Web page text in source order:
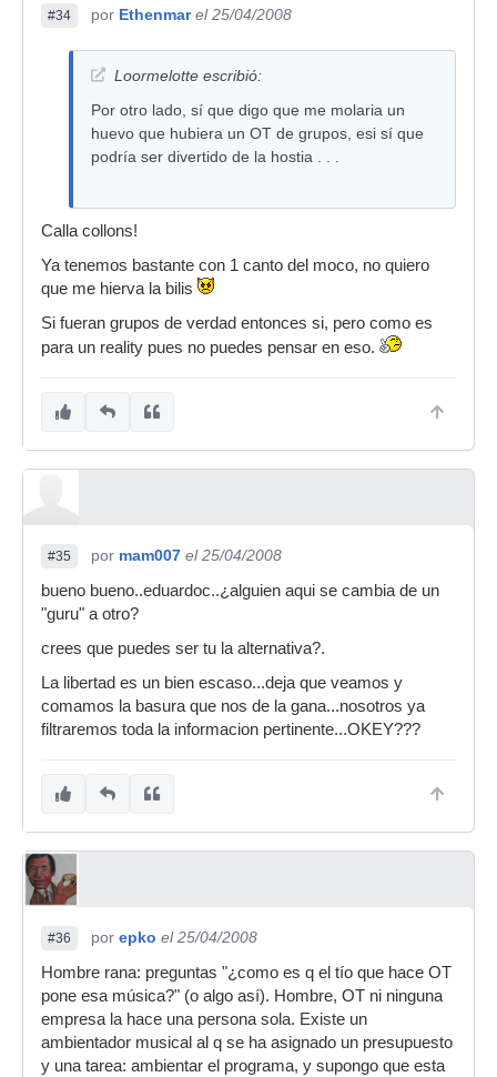
#34 por Ethenmar el 25/04/2008
Loormelotte escribió:
Por otro lado, sí que digo que me molaria un
huevo que hubiera un OT de grupos, esi sí que
podría ser divertido de la hostia . . .
Calla collons!
Ya tenemos bastante con 1 canto del moco, no quiero
que me hierva la bilis
Si fueran grupos de verdad entonces si, pero como es
para un reality pues no puedes pensar en eso.
#35 por mam007 el 25/04/2008
bueno bueno..eduardoc..¿alguien aqui se cambia de un
"guru" a otro?
crees que puedes ser tu la alternativa?.
La libertad es un bien escaso...deja que veamos y
comamos la basura que nos de la gana...nosotros ya
filtraremos toda la informacion pertinente...OKEY???
#36 por epko el 25/04/2008
Hombre rana: preguntas "¿como es q el tío que hace OT
pone esa música?" (o algo así). Hombre, OT ni ninguna
empresa la hace una persona sola. Existe un
ambientador musical al q se ha asignado un presupuesto
y una tarea: ambientar el programa, y supongo que esta